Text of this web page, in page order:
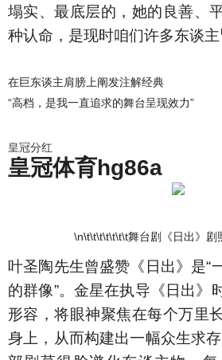
塌实、最底层的，她的良善、
种认命，是现时咱们许多东谈主
在巨东谈主肩膀上阐发注解经典
“高档，是我一直追求的舞台呈现效力”
皇冠分红
皇冠体育hg86a
\n\t\t\t\t\t\t\t舞台剧《日出》剧
叶圣陶先生曾盛赞《日出》是“
的群像”。金星在执导《日出》
形容，将眼神聚焦在每个万里
身上，从而构建出一幅众生求